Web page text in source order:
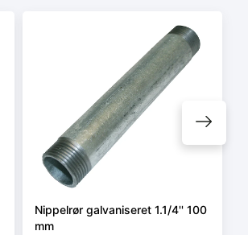
Nippelrør galvaniseret 1.1/4'' 100
mm